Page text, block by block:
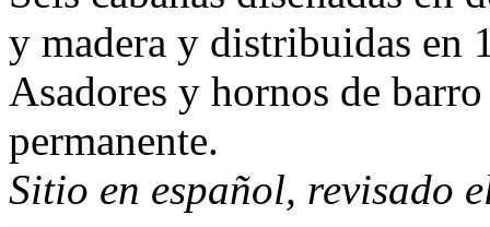
y madera y distribuidas en
Asadores y hornos de
permanente.
Sitio en español, revisado